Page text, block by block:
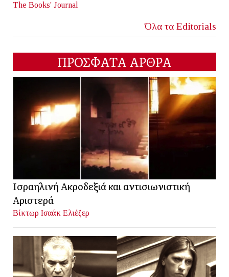
The Books' Journal
Όλα τα Editorials
ΠΡΟΣΦΑΤΑ ΑΡΘΡΑ
Ισραηλινή Ακροδεξιά και αντισιωνιστική
Αριστερά
Βίκτωρ Ισαάκ Ελιέζερ